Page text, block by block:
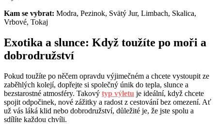
Kam se vybrat: Modra, Pezinok, Svätý Jur, Limbach, Skalica,
Vrbové, Tokaj
Exotika a slunce: Když toužíte po moři a
dobrodružství
Pokud toužíte po něčem opravdu výjimečném a chcete vystoupit ze
zaběhlých kolejí, dopřejte si společný únik do tepla, slunce a
bezstarostné atmosféry. Takový typ výletu je ideální, když chcete
spojit odpočinek, nové zážitky a radost z cestování bez omezení. Ať
už vás láká klid nebo dobrodružství, důležité je, že jste spolu a
sdílíte každou chvíli.